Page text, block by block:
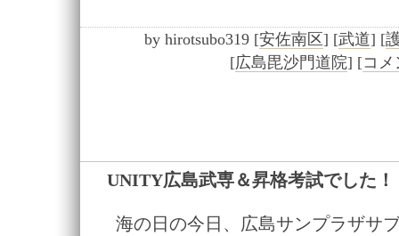
by hirotsubo319 [安佐南区] [武道] [
[広島毘沙門道院] [コメ
UNITY広島武専＆昇格考試でした！
海の日の今日、広島サンプラザサ